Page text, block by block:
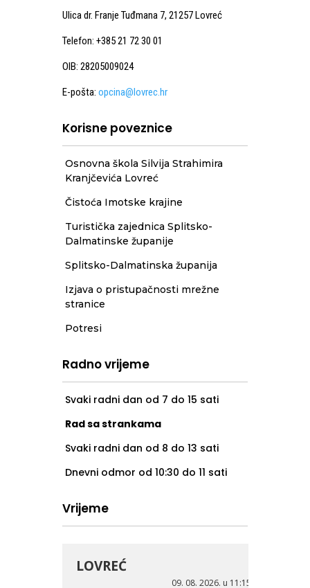
Ulica dr. Franje Tuđmana 7, 21257 Lovreć
Telefon: +385 21 72 30 01
OIB: 28205009024
E-pošta: opcina@lovrec.hr
Korisne poveznice
Osnovna škola Silvija Strahimira
Kranjčevića Lovreć
Čistoća Imotske krajine
Turistička zajednica Splitsko-
Dalmatinske županije
Splitsko-Dalmatinska županija
Izjava o pristupačnosti mrežne
stranice
Potresi
Radno vrijeme
Svaki radni dan od 7 do 15 sati
Rad sa strankama
Svaki radni dan od 8 do 13 sati
Dnevni odmor od 10:30 do 11 sati
Vrijeme